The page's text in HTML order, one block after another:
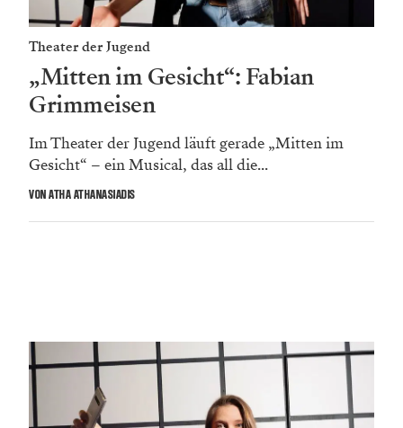
Theater der Jugend
„Mitten im Gesicht“: Fabian
Grimmeisen
Im Theater der Jugend läuft gerade „Mitten im
Gesicht“ – ein Musical, das all die...
VON ATHA ATHANASIADIS